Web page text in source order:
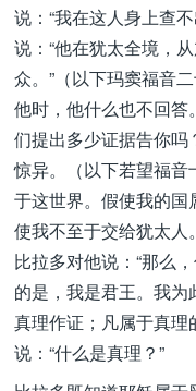
说：“我在这人身上查
说：“他在犹太全境，
众。”（以下玛窦福音
他时，他什么也不回答
们提出多少证据告你吗
惊异。（以下若望福音
于这世界。假使我的国
使我不至于交给犹太人
比拉多对他说：“那么
的是，我是君王。我
真理作证；凡属于真理
说：“什么是真理？”